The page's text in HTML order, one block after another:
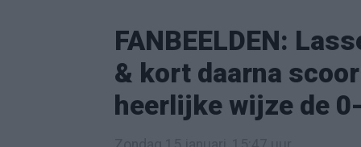
FANBEELDEN:
& kort daarna
heerlijke wijze de